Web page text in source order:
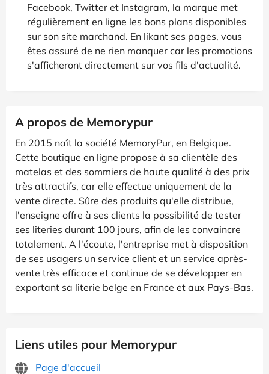
Facebook, Twitter et Instagram, la marque met
régulièrement en ligne les bons plans disponibles
sur son site marchand. En likant ses pages, vous
êtes assuré de ne rien manquer car les promotions
s'afficheront directement sur vos fils d'actualité.
A propos de Memorypur
En 2015 naît la société MemoryPur, en Belgique.
Cette boutique en ligne propose à sa clientèle des
matelas et des sommiers de haute qualité à des prix
très attractifs, car elle effectue uniquement de la
vente directe. Sûre des produits qu'elle distribue,
l'enseigne offre à ses clients la possibilité de tester
ses literies durant 100 jours, afin de les convaincre
totalement. A l'écoute, l'entreprise met à disposition
de ses usagers un service client et un service après-
vente très efficace et continue de se développer en
exportant sa literie belge en France et aux Pays-Bas.
Liens utiles pour Memorypur
Page d'accueil